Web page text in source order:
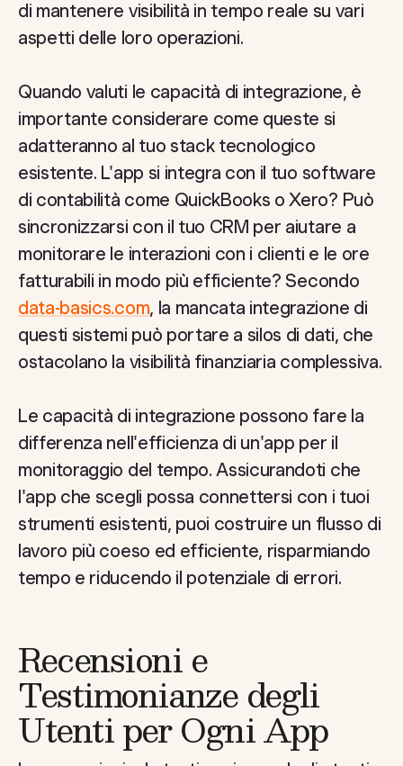
di mantenere visibilità in tempo reale su vari
aspetti delle loro operazioni.
Quando valuti le capacità di integrazione, è
importante considerare come queste si
adatteranno al tuo stack tecnologico
esistente. L'app si integra con il tuo software
di contabilità come QuickBooks o Xero? Può
sincronizzarsi con il tuo CRM per aiutare a
monitorare le interazioni con i clienti e le ore
fatturabili in modo più efficiente? Secondo
data-basics.com, la mancata integrazione di
questi sistemi può portare a silos di dati, che
ostacolano la visibilità finanziaria complessiva.
Le capacità di integrazione possono fare la
differenza nell'efficienza di un'app per il
monitoraggio del tempo. Assicurandoti che
l'app che scegli possa connettersi con i tuoi
strumenti esistenti, puoi costruire un flusso di
lavoro più coeso ed efficiente, risparmiando
tempo e riducendo il potenziale di errori.
Recensioni e
Testimonianze degli
Utenti per Ogni App